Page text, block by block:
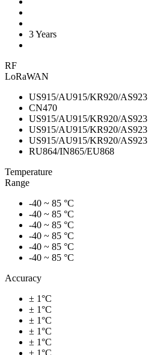
3 Years
RF
LoRaWAN
US915/AU915/KR920/AS923
CN470
US915/AU915/KR920/AS923
US915/AU915/KR920/AS923
US915/AU915/KR920/AS923
RU864/IN865/EU868
Temperature
Range
-40 ~ 85 °C
-40 ~ 85 °C
-40 ~ 85 °C
-40 ~ 85 °C
-40 ~ 85 °C
-40 ~ 85 °C
Accuracy
± 1°C
± 1°C
± 1°C
± 1°C
± 1°C